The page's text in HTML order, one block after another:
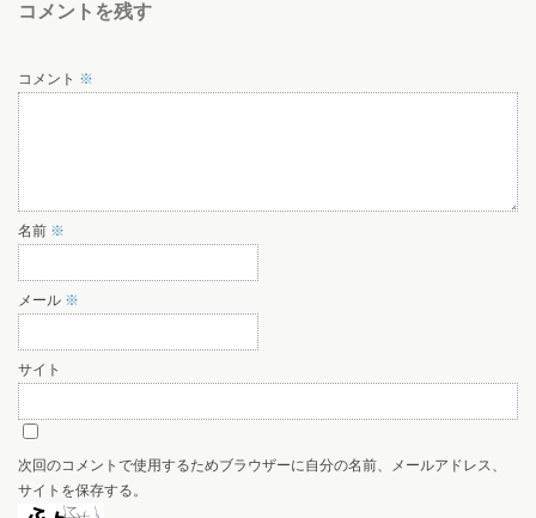
コメントを残す
コメント ※
名前 ※
メール ※
サイト
次回のコメントで使用するためブラウザーに自分の名前、メールアドレス、
サイトを保存する。